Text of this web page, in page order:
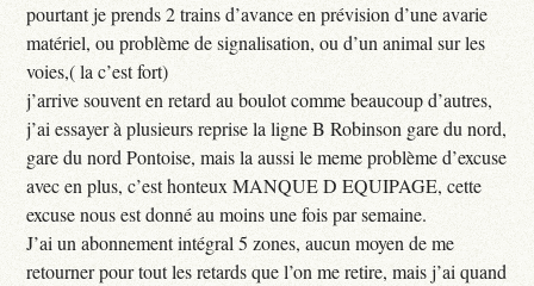
pourtant je prends 2 trains d’avance en prévision d’une avarie
matériel, ou problème de signalisation, ou d’un animal sur les
voies,( la c’est fort)
j’arrive souvent en retard au boulot comme beaucoup d’autres,
j’ai essayer à plusieurs reprise la ligne B Robinson gare du nord,
gare du nord Pontoise, mais la aussi le meme problème d’excuse
avec en plus, c’est honteux MANQUE D EQUIPAGE, cette
excuse nous est donné au moins une fois par semaine.
J’ai un abonnement intégral 5 zones, aucun moyen de me
retourner pour tout les retards que l’on me retire, mais j’ai quand